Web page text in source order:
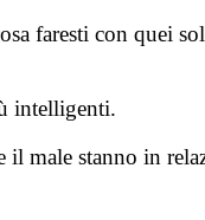
faresti con quei
intelligenti.
il male stanno in